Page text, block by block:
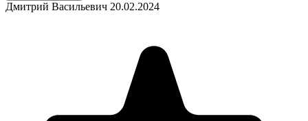
Дмитрий Васильевич 20.02.2024